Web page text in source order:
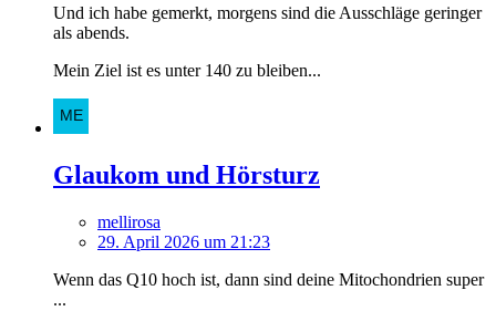
Und ich habe gemerkt, morgens sind die Ausschläge geringer
als abends.
Mein Ziel ist es unter 140 zu bleiben...
Glaukom und Hörsturz
mellirosa
29. April 2026 um 21:23
Wenn das Q10 hoch ist, dann sind deine Mitochondrien super
...